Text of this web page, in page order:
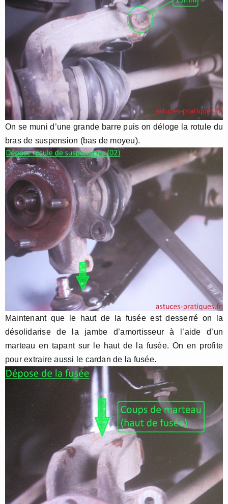
On se muni d’une grande barre puis on déloge la rotule du
bras de suspension (bas de moyeu).
Maintenant que le haut de la fusée est desserré on la
désolidarise de la jambe d’amortisseur à l’aide d’un
marteau en tapant sur le haut de la fusée. On en profite
pour extraire aussi le cardan de la fusée.